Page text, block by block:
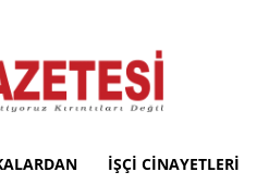
Gazetesi
İŞÇI CINAYETLERI